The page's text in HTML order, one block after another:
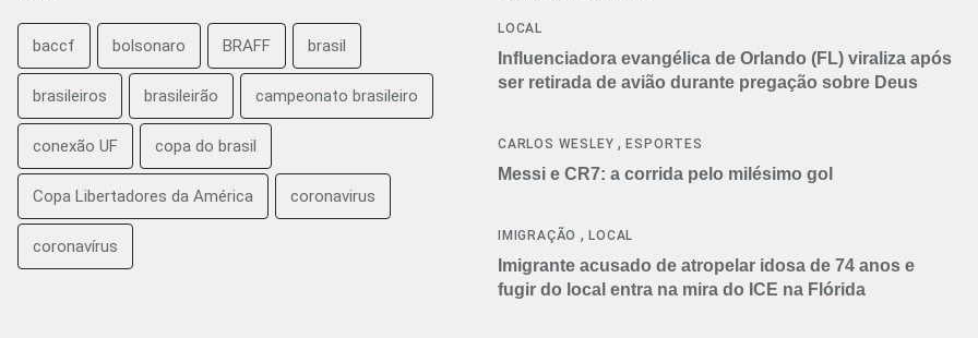
baccf bolsonaro BRAFF brasil
brasileiros brasileirão campeonato brasileiro
conexão UF copa do brasil
Copa Libertadores da América coronavirus
coronavírus
LOCAL
Influenciadora evangélica de Orlando (FL) viraliza após
ser retirada de avião durante pregação sobre Deus
CARLOS WESLEY ,ESPORTES
Messi e CR7: a corrida pelo milésimo gol
IMIGRAÇÃO ,LOCAL
Imigrante acusado de atropelar idosa de 74 anos e
fugir do local entra na mira do ICE na Flórida